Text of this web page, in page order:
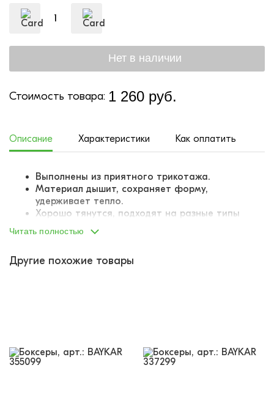
Стоимость товара: 1 260 руб.
Описание Характеристики Как оплатить
Выполнены из приятного трикотажа.
Материал дышит, сохраняет форму,
удерживает тепло.
Хорошо тянутся, подходят на разные типы
Плоские, комфортные швы.
Двойной гульфик (более износостойкие).
раздражает детскую кожу, не натирает, а потому
рекомендована к покупке! Обратите внимание на
Читать полностью
Другие похожие товары